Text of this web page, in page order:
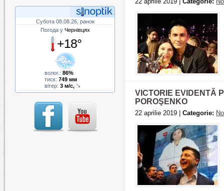
Субота 08.08.26, ранок
Погода у Чернівцях
+18°
волог.: 86%
тиск: 749 мм
вітер: 3 м/с,
VICTORIE EVIDENTĂ
POROŞENKO
22 aprilie 2019 | Categorie: